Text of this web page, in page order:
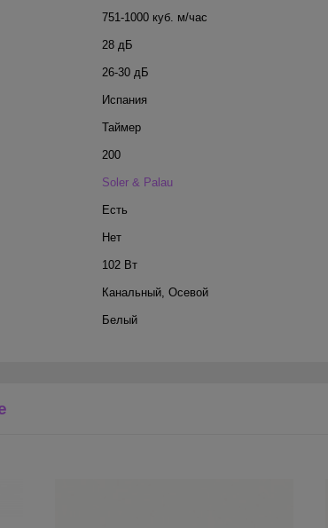
751-1000 куб. м/час
28 дБ
26-30 дБ
Испания
Таймер
200
Soler & Palau
Есть
Нет
102 Вт
Канальный, Осевой
Белый